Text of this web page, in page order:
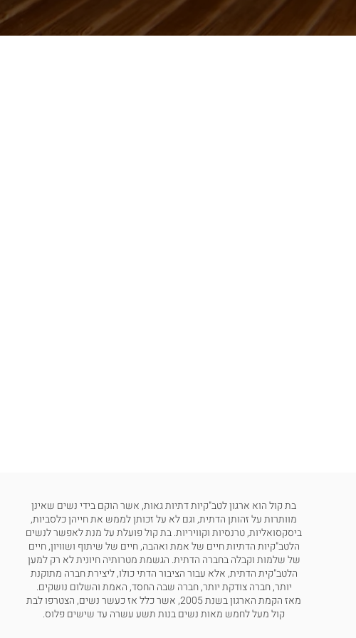
בת קול הוא ארגון לטב"קיות דתיות גאות, אשר הוקם בידי נשים שאינן
מוותרות על זהותן הדתית, וגם לא על זכותן לממש את חייהן כלסביות,
ביסקסואליות, טרנסיות וקוויריות. בת קול פועלת על מנת לאפשר לנשים
הלטב"קיות הדתיות חיים של אמת ואהבה, חיים של שיתוף ושוויון, חיים
של שלמות וקבלה בחברה הדתית. הגשמת מטרותיה חיונית לא רק למען
הלטב"קית הדתית, אלא עבור הציבור הדתי כולו, ליצירת חברה מתוקנת
יותר, חברה צודקת יותר, חברה שבה החסד, האמת והשלום נושקים.
מאז הקמת הארגון בשנת 2005, אשר כלל אז כעשר נשים, הצטרפו לבת
קול מעל לחמש מאות נשים בנות תשע עשרה עד שישים פלוס.